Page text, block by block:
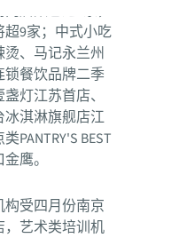
9家；中式小吃
、马记永兰州
餐饮品牌二季
灯江苏首店、
淇淋旗舰店江
PANTRY'S BEST
鹰。
受四月份南京
艺术类培训机